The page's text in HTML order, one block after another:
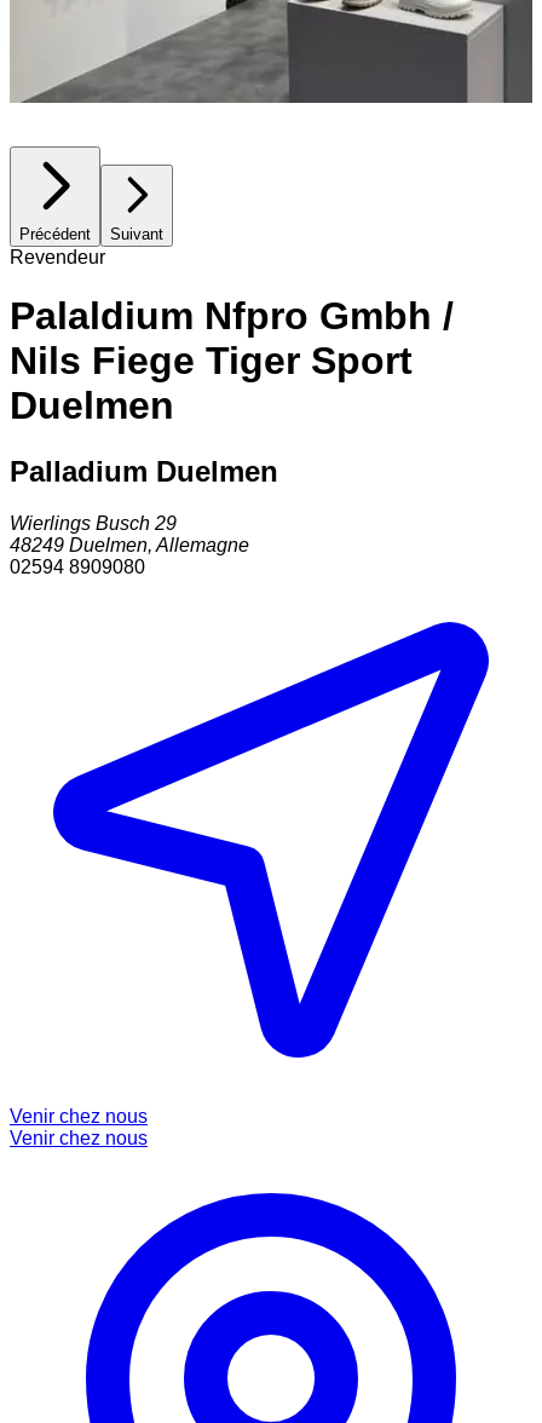
Précédent Suivant
Revendeur
Palaldium Nfpro Gmbh /
Nils Fiege Tiger Sport
Duelmen
Palladium Duelmen
Wierlings Busch 29
48249 Duelmen, Allemagne
02594 8909080
Venir chez nous
Venir chez nous